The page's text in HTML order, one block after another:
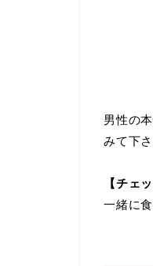
男性の
みて下さ
【チェ
一緒に